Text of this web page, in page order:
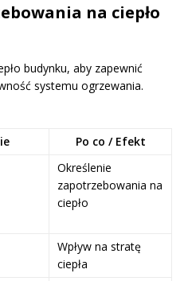
na ciepło
budynku, aby zapewnić
systemu ogrzewania.
Po co / Efekt
Określenie
zapotrzebowania na
ciepło
Wpływ na stratę
ciepła